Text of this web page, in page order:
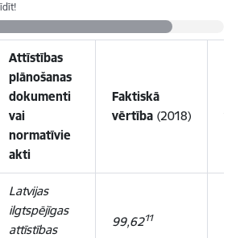
Attīstības
plānošanas
dokumenti
vai
normatīvie
akti
Faktiskā
vērtība (2018)
Latvijas
ilgtspējīgas
attīstības
99,6211